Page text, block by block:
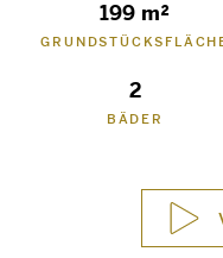
199 m²
2
BÄDER